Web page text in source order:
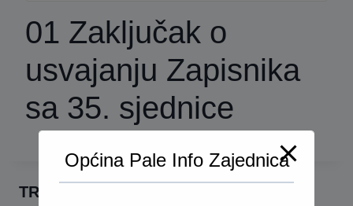
01 Zaključak o
usvajanju Zapisnika
sa 35. sjednice
TRAŽI
Općina Pale Info Zajednica